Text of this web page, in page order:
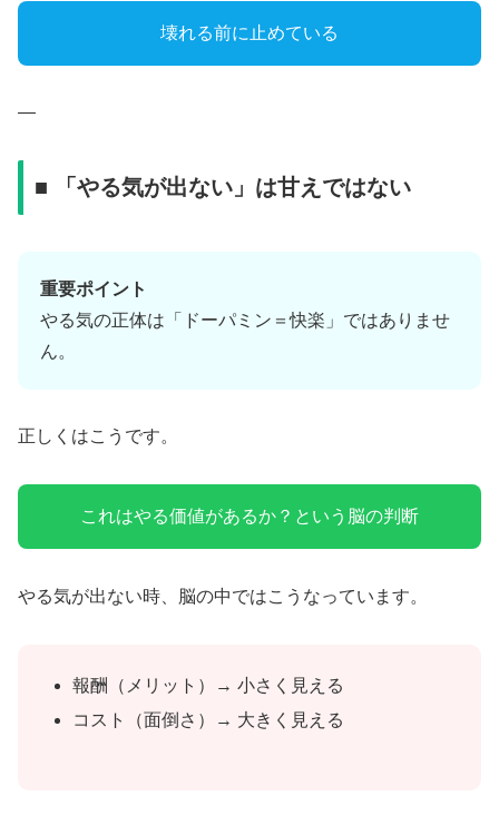
壊れる前に止めている
—
■ 「やる気が出ない」は甘えではない
重要ポイント
やる気の正体は「ドーパミン＝快楽」ではありませ
ん。
正しくはこうです。
これはやる価値があるか？という脳の判断
やる気が出ない時、脳の中ではこうなっています。
報酬（メリット）→ 小さく見える
コスト（面倒さ）→ 大きく見える